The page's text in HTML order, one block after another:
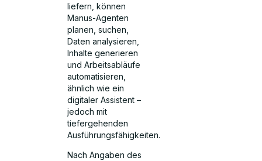
liefern, können
Manus-Agenten
planen, suchen,
Daten analysieren,
Inhalte generieren
und Arbeitsabläufe
automatisieren,
ähnlich wie ein
digitaler Assistent –
jedoch mit
tiefergehenden
Ausführungsfähigkeiten.
Nach Angaben des